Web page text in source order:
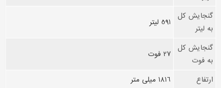
گنجایش کل
به لیتر
591 لیتر
گنجایش کل
به فوت
27 فوت
ارتفاع 1816 میلی متر